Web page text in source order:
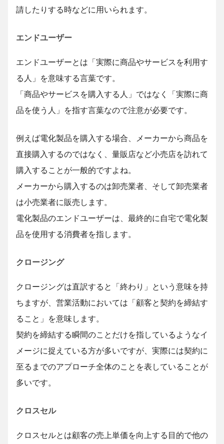
請したりする時などに用いられます。
エンドユーザー
エンドユーザーとは「実際に商品やサービスを利用す
る人」を意味する言葉です。
「商品やサービスを購入する人」ではなく「実際に商
品を使う人」を指す言葉なので注意が必要です。
例えば電化製品を購入する場合、メーカーから商品を
直接購入するのではなく、量販店など小売店を訪れて
購入することが一般的ですよね。
メーカーから購入するのは卸売業者、そして卸売業者
は小売業者に販売します。
電化製品のエンドユーザーは、最終的に自宅で電化製
品を使用する消費者を指します。
クロージング
クロージングは直訳すると「終わり」という意味を持
ちますが、営業活動においては「顧客と契約を締結す
ること」を意味します。
契約を締結する瞬間のことだけを指しているようなイ
メージに捉えている方が多いですが、実際には契約に
至るまでのアプローチ全体のことを表していることが
多いです。
クロスセル
クロスセルとは顧客の売上単価を向上する目的で他の